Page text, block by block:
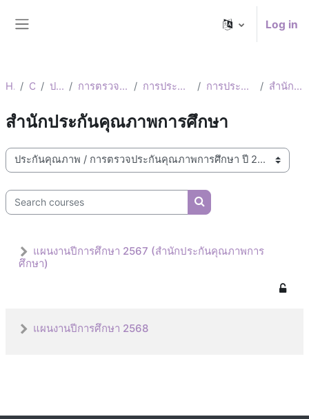
Log in
Home Courses ประกันคุณภาพ การตรวจประกันคุณภาพการศึกษา ปี 2567 การประกันคุณภาพภายในระดับหน่วยงาน การประกันคุณภาพภายในระดับหน่วยงาน สำนักประกันคุณภาพการศึกษา
สำนักประกันคุณภาพการศึกษา
Course categories
Search courses
Search courses
แผนงานปีการศึกษา 2567 (สำนักประกันคุณภาพการ
ศึกษา)
Pitchapon Kummaunglue
Tunyapat Sakboonyarat
ไพโรจน์ แจ่มศรี
แผนงานปีการศึกษา 2568
ไพโรจน์ แจ่มศรี